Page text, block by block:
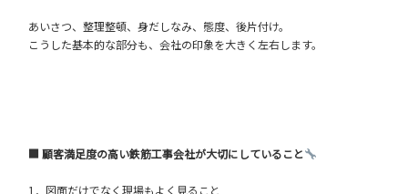
あいさつ、整理整頓、身だしなみ、態度、後片付け。
こうした基本的な部分も、会社の印象を大きく左右します。
■ 顧客満足度の高い鉄筋工事会社が大切にしていること
1．図面だけでなく現場もよく見ること